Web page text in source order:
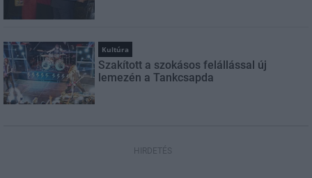
Kultúra
Szakított a szokásos felállással új
lemezén a Tankcsapda
HIRDETÉS